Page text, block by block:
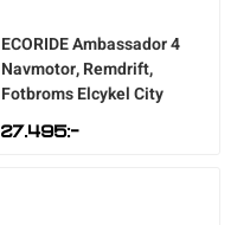
ECORIDEAmbassador 4
Navmotor, Remdrift,
Fotbroms Elcykel City
27.495:-